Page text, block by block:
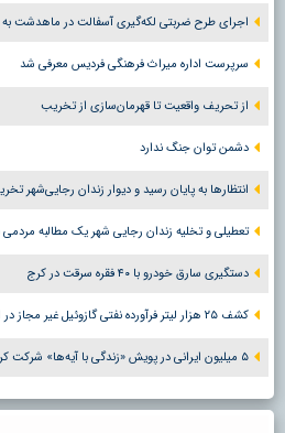
اجرای طرح ضربتی لکه‌گیری آسفالت در ماهدشت به
سرپرست اداره میراث فرهنگی فردیس معرفی شد
از تحریف واقعیت تا قهرمان‌سازی از تخریب
دشمن توان جنگ ندارد
انتظارها به پایان رسید و دیوار زندان رجایی‌شهر
تعطیلی و تخلیه زندان رجایی شهر یک مطالبه مردمی
دستگیری سارق خودرو با ۴۰ فقره سرقت در کرج
کشف ۲۵ هزار لیتر فرآورده نفتی گازوئیل غیر مجاز در اشتهارد
۵ میلیون ایرانی در پویش «زندگی با آیه‌ها» شرکت کردند